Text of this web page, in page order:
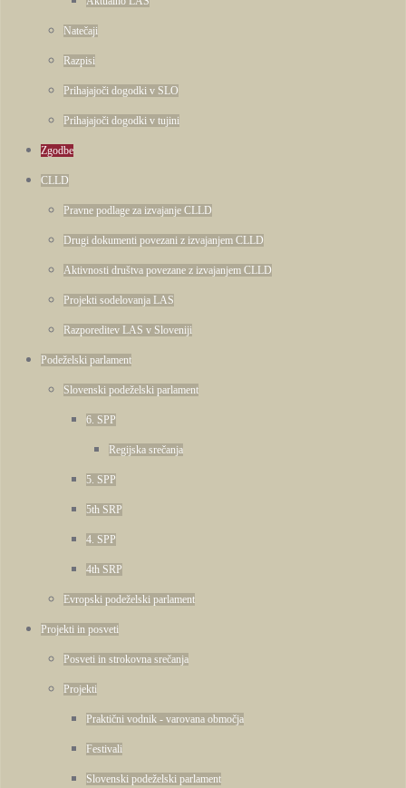
Natečaji
Razpisi
Prihajajoči dogodki v SLO
Prihajajoči dogodki v tujini
Zgodbe
CLLD
Pravne podlage za izvajanje CLLD
Drugi dokumenti povezani z izvajanjem CLLD
Aktivnosti društva povezane z izvajanjem CLLD
Projekti sodelovanja LAS
Razporeditev LAS v Sloveniji
Podeželski parlament
Slovenski podeželski parlament
6. SPP
Regijska srečanja
5. SPP
5th SRP
4. SPP
4th SRP
Evropski podeželski parlament
Projekti in posveti
Posveti in strokovna srečanja
Projekti
Praktični vodnik - varovana območja
Festivali
Slovenski podeželski parlament